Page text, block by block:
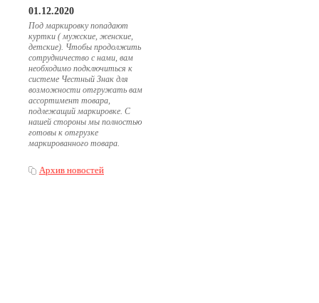
01.12.2020
Под маркировку попадают
куртки ( мужские, женские,
детские). Чтобы продолжить
сотрудничество с нами, вам
необходимо подключиться к
системе Честный Знак для
возможности отгружать вам
ассортимент товара,
подлежащий маркировке. С
нашей стороны мы полностью
готовы к отгрузке
маркированного товара.
Архив новостей